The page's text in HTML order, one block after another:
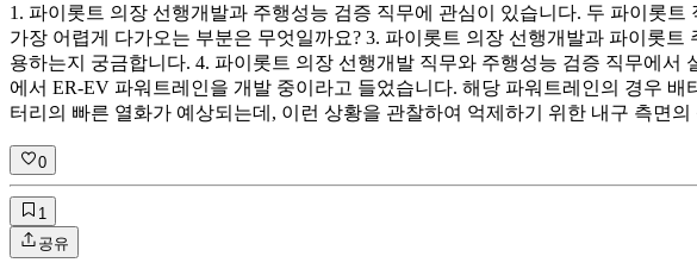
1. 파이롯트 의장 선행개발과 주행성능 검증 직무에 관심이 있습니다. 두 파이롯
가장 어렵게 다가오는 부분은 무엇일까요? 3. 파이롯트 의장 선행개발과 파이롯
용하는지 궁금합니다. 4. 파이롯트 의장 선행개발 직무와 주행성능 검증 직무에
에서 ER-EV 파워트레인을 개발 중이라고 들었습니다. 해당 파워트레인의 경우
터리의 빠른 열화가 예상되는데, 이런 상황을 관찰하여 억제하기 위한 내구 측면
0
1
공유